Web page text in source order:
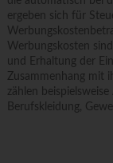
ergeben sich für
Werbungskosten
und Erhaltung der
Zusammenhang mit
zählen
Berufskleidung,